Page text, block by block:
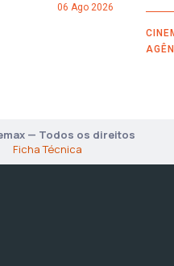
06 Ago 2026
— Todos os direitos
Ficha Técnica